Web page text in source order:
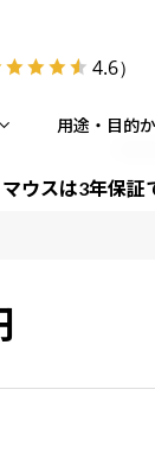
4.6）
用途・目的
マウスは3年保証